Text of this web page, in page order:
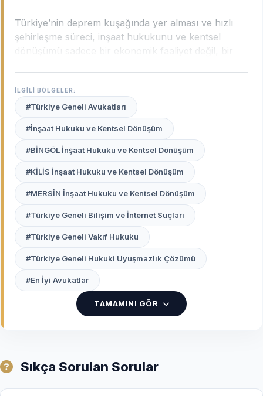
Türkiye’nin deprem kuşağında yer alması ve hızlı
şehirleşme süreci, inşaat hukukunu ve kentsel
dönüşümü sadece bir ekonomik faaliyet değil, bir
altyapısının kurulması ve kat karşılığı inşaat
sözleşmelerinin yönetimi; gayrimenkul hukukunun
en karmaşık dallarından biridir.Türkiye geneli
inşaat hukuku ve kentsel dönüşüm uzmanı
avukatlar , bir beton yığınının ötesinde, mülkiyet
hakkınızın ve can güvenliğinizin yasal
savunucularıdır.
İnşaat Süreçlerinde Uzman
Avukat Neden Bir Lüks Değil,
İhtiyaçtır?
Bir inşaat projesi başladığında; imar planlarından
ruhsata, mimari projeden teknik şartnameye kadar
yüzlerce değişken devreye girer. Bu süreçte
yapılacak bir hata, projenin mühürlenmesine,
tapuların iptaline veya yıllarca sürecek tazminat
Sözleşme Mühendisliği:
Sözleşmesi"nde arsa sahibinin haklarını
İLGİLİ BÖLGELER:
#Türkiye Geneli Avukatları
#İnşaat Hukuku ve Kentsel Dönüşüm
#BİNGÖL İnşaat Hukuku ve Kentsel Dönüşüm
#KİLİS İnşaat Hukuku ve Kentsel Dönüşüm
#MERSİN İnşaat Hukuku ve Kentsel Dönüşüm
#Türkiye Geneli Bilişim ve İnternet Suçları
#Türkiye Geneli Vakıf Hukuku
#Türkiye Geneli Hukuki Uyuşmazlık Çözümü
#En İyi Avukatlar
TAMAMINI GÖR
Sıkça Sorulan Sorular